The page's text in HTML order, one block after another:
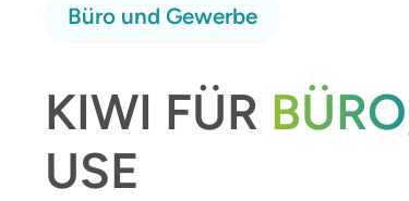
Büro und Gewerbe
KIWI FÜR BÜRO
USE